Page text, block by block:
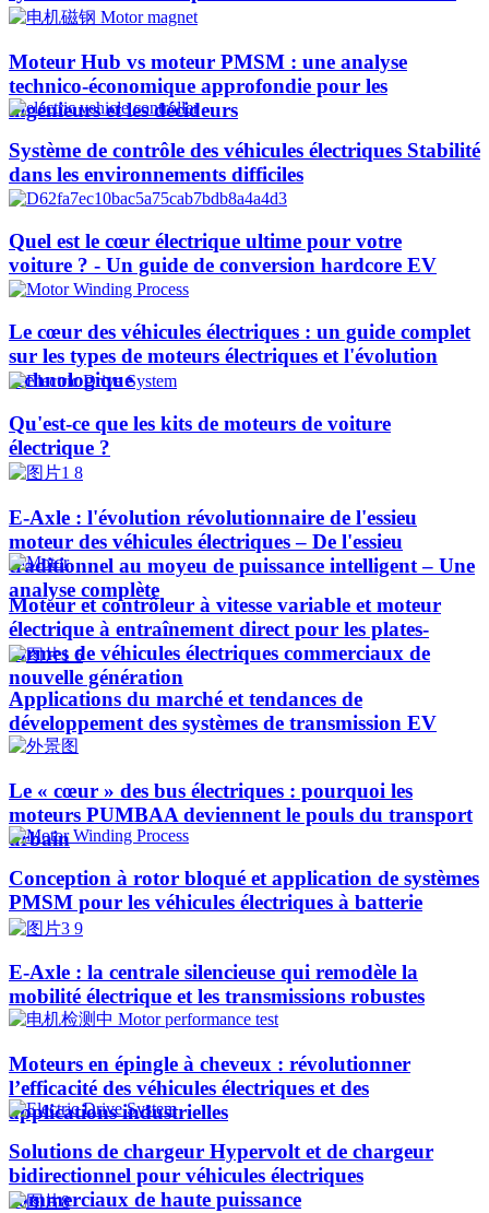
Moteur Hub vs moteur PMSM : une analyse
technico-économique approfondie pour les
ingénieurs et les décideurs
Système de contrôle des véhicules électriques Stabilité
dans les environnements difficiles
Quel est le cœur électrique ultime pour votre
voiture ? - Un guide de conversion hardcore EV
Le cœur des véhicules électriques : un guide complet
sur les types de moteurs électriques et l'évolution
technologique
Qu'est-ce que les kits de moteurs de voiture
électrique ?
E-Axle : l'évolution révolutionnaire de l'essieu
moteur des véhicules électriques – De l'essieu
traditionnel au moyeu de puissance intelligent – Une
analyse complète
Moteur et contrôleur à vitesse variable et moteur
électrique à entraînement direct pour les plates-
formes de véhicules électriques commerciaux de
nouvelle génération
Applications du marché et tendances de
développement des systèmes de transmission EV
Le « cœur » des bus électriques : pourquoi les
moteurs PUMBAA deviennent le pouls du transport
urbain
Conception à rotor bloqué et application de systèmes
PMSM pour les véhicules électriques à batterie
E-Axle : la centrale silencieuse qui remodèle la
mobilité électrique et les transmissions robustes
Moteurs en épingle à cheveux : révolutionner
l’efficacité des véhicules électriques et des
applications industrielles
Solutions de chargeur Hypervolt et de chargeur
bidirectionnel pour véhicules électriques
commerciaux de haute puissance